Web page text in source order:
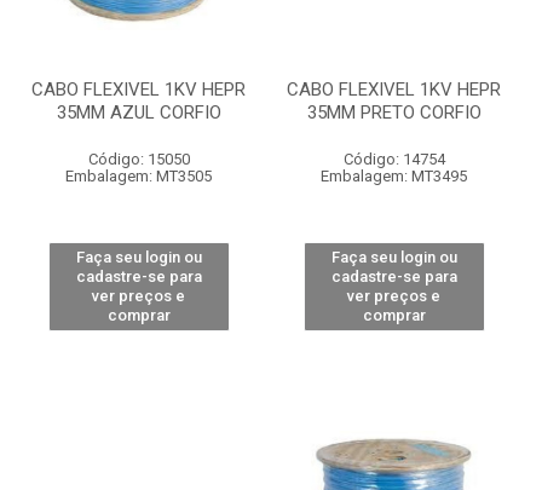
CABO FLEXIVEL 1KV HEPR
35MM AZUL CORFIO
Código: 15050
Embalagem: MT3505
Faça seu login ou
cadastre-se para
ver preços e
comprar
CABO FLEXIVEL 1KV HEPR
35MM PRETO CORFIO
Código: 14754
Embalagem: MT3495
Faça seu login ou
cadastre-se para
ver preços e
comprar